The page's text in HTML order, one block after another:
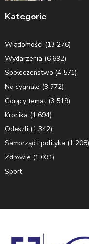
Kategorie
Wiadomości (13 276)
Wydarzenia (6 692)
Społeczeństwo (4 571)
Na sygnale (3 772)
Gorący temat(3 519)
Kronika (1 694)
Odeszli (1 342)
Samorząd i polityka (1 208)
Zdrowie (1 031)
Sport